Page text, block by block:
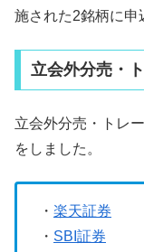
施された2銘柄に申
立会外分売・
立会外分売・トレ
をしました。
・ 楽天証券
・ SBI証券